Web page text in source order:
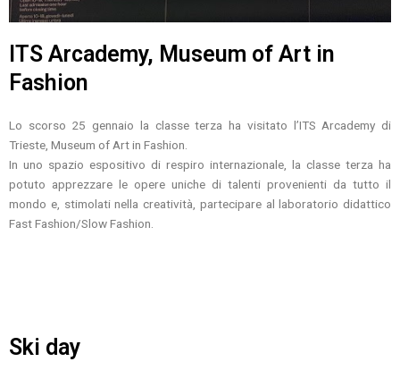
ITS Arcademy, Museum of Art in
Fashion
Lo scorso 25 gennaio la classe terza ha visitato l’ITS Arcademy di
Trieste, Museum of Art in Fashion.
In uno spazio espositivo di respiro internazionale, la classe terza ha
potuto apprezzare le opere uniche di talenti provenienti da tutto il
mondo e, stimolati nella creatività, partecipare al laboratorio didattico
Fast Fashion/Slow Fashion.
Ski day